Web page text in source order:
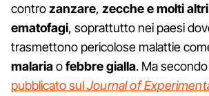
controzanzare, zecchee molti
ematofagi, soprattutto nei paesi
trasmettono pericolose malattie
malariaofebbre gialla. Ma
pubblicato sulJournal of